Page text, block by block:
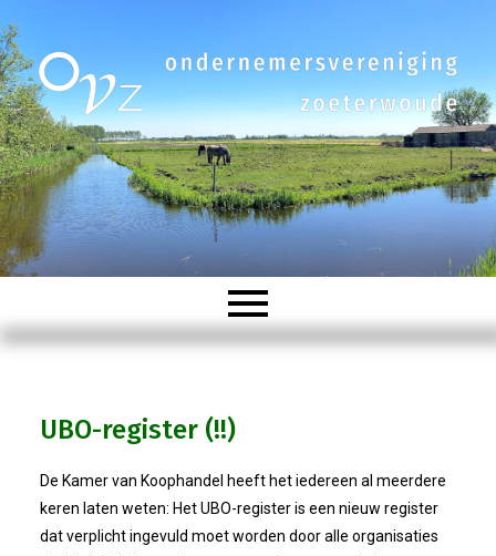
Organisatie
Bestuur
UBO-register (!!)
De Kamer van Koophandel heeft het iedereen al meerdere
keren laten weten: Het UBO-register is een nieuw register
dat verplicht ingevuld moet worden door alle organisaties